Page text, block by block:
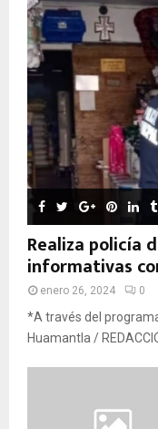
Realiza policía
informativas
enero 26, 2024 0
*A través del
Huamantla /